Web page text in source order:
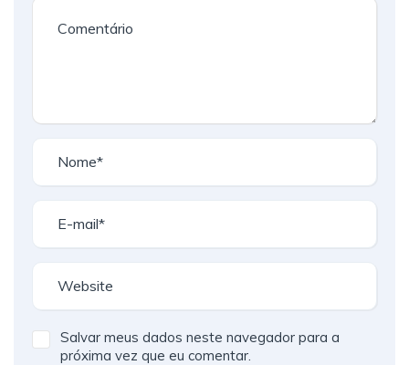
Salvar meus dados neste navegador para a
próxima vez que eu comentar.